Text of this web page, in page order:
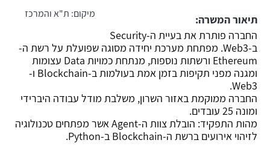
מיקום: ת"א והמרכז
תיאור המשרה:
החברה פותרת את בעיית ה-Security
ב-Web3. מפתחת מערכת יחידה מסוגה שפועלת על רשת ה-
Ethereum ורשתות נוספות, מנתחת כמויות Data עצומות
ומגנה מפני תקיפות בזמן אמת בעולמות ב-Blockchain ו-
Web3.
החברה ממוקמת באזור השרון, משלבת מודל עבודה היברידי
ומונה 25 עובדים.
מהות התפקיד: הובלת צוות ה-Agent אשר מפתחים טכנולוגיה
לזיהוי אירועים ברשת ה-Blockchain ב-Python.